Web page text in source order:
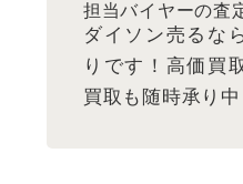
担当バイヤーの査
ダイソン売るな
りです！高価買
買取も随時承り中